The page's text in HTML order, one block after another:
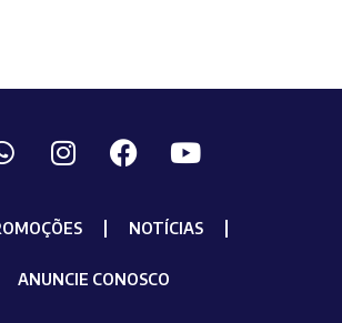
NOTÍCIAS
ANUNCIE CONOSCO